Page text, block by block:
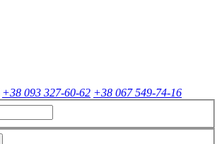
+38 093 327-60-62 +38 067 549-74-16